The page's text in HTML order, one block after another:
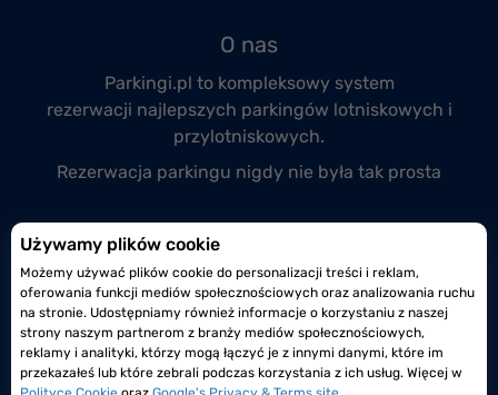
Używamy plików cookie
Możemy używać plików cookie do personalizacji treści i reklam,
oferowania funkcji mediów społecznościowych oraz analizowania ruchu
na stronie. Udostępniamy również informacje o korzystaniu z naszej
strony naszym partnerom z branży mediów społecznościowych,
reklamy i analityki, którzy mogą łączyć je z innymi danymi, które im
przekazałeś lub które zebrali podczas korzystania z ich usług. Więcej w
O nas
Parkingi.pl to kompleksowy system
rezerwacji najlepszych parkingów lotniskowych i
przylotniskowych.
Rezerwacja parkingu nigdy nie była tak prosta
Przyłącz się do nas
Prowadzisz monitorowany i całodobowy parking
lotniskowy lub przylotniskowy?
Dołącz do nas już dzisiaj!